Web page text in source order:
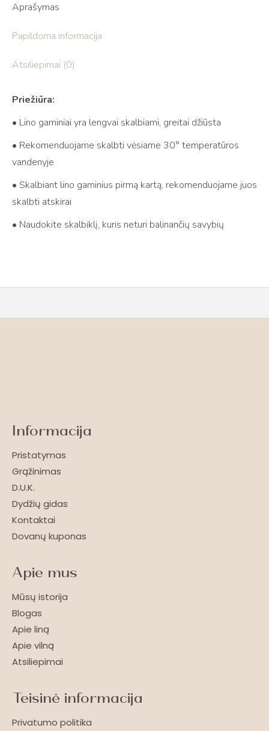
Aprašymas
Papildoma informacija
Atsiliepimai (0)
Priežiūra:
• Lino gaminiai yra lengvai skalbiami, greitai džiūsta
• Rekomenduojame skalbti vėsiame 30° temperatūros
vandenyje
• Skalbiant lino gaminius pirmą kartą, rekomenduojame juos
skalbti atskirai
• Naudokite skalbiklį, kuris neturi balinančių savybių
Informacija
Pristatymas
Grąžinimas
D.U.K.
Dydžių gidas
Kontaktai
Dovanų kuponas
Apie mus
Mūsų istorija
Blogas
Apie liną
Apie vilną
Atsiliepimai
Teisinė informacija
Privatumo politika